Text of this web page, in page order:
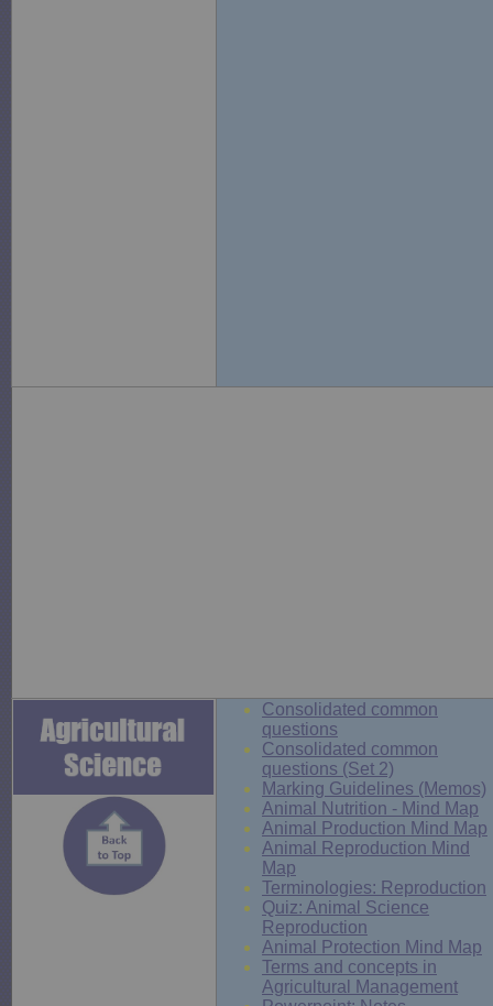
Consolidated common
questions
Consolidated common
questions (Set 2)
Marking Guidelines (Memos)
Animal Nutrition - Mind Map
Animal Production Mind Map
Animal Reproduction Mind
Map
Terminologies: Reproduction
Quiz: Animal Science
Reproduction
Animal Protection Mind Map
Terms and concepts in
Agricultural Management